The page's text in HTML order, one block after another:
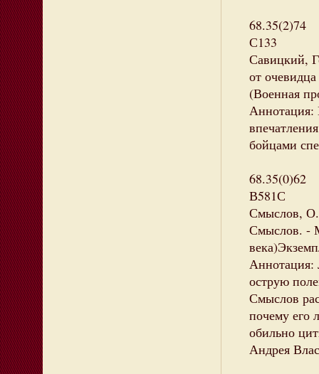
68.35(2)74
С133
Савицкий,
от
(Военная
Аннотация:
бойцами
68.35(0)62
В581С
Смыслов,
Смыслов. -
Аннотация:
острую
Смыслов
почему его
обильно
Андрея